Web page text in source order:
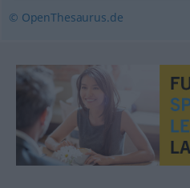
© OpenThesaurus.de